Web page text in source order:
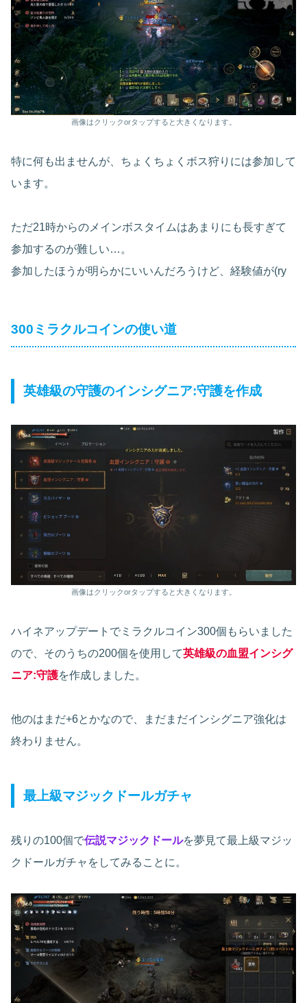
画像はクリックorタップすると大きくなります。
特に何も出ませんが、ちょくちょくボス狩りには参加して
います。
ただ21時からのメインボスタイムはあまりにも長すぎて
参加するのが難しい…。
参加したほうが明らかにいいんだろうけど、経験値が(ry
300ミラクルコインの使い道
英雄級の守護のインシグニア:守護を作成
画像はクリックorタップすると大きくなります。
ハイネアップデートでミラクルコイン300個もらいました
ので、そのうちの200個を使用して英雄級の血盟インシグ
ニア:守護を作成しました。
他のはまだ+6とかなので、まだまだインシグニア強化は
終わりません。
最上級マジックドールガチャ
残りの100個で伝説マジックドールを夢見て最上級マジッ
クドールガチャをしてみることに。